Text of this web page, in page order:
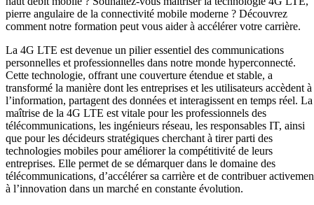
pierre angulaire de la connectivité mobile moderne ? Découvrez
comment notre formation peut vous aider à accélérer votre carrière.
La 4G LTE est devenue un pilier essentiel des communications
personnelles et professionnelles dans notre monde hyperconnecté.
Cette technologie, offrant une couverture étendue et stable, a
transformé la manière dont les entreprises et les utilisateurs accèdent à
l’information, partagent des données et interagissent en temps réel. La
maîtrise de la 4G LTE est vitale pour les professionnels des
télécommunications, les ingénieurs réseau, les responsables IT, ainsi
que pour les décideurs stratégiques cherchant à tirer parti des
technologies mobiles pour améliorer la compétitivité de leurs
entreprises. Elle permet de se démarquer dans le domaine des
télécommunications, d’accélérer sa carrière et de contribuer
à l’innovation dans un marché en constante évolution.